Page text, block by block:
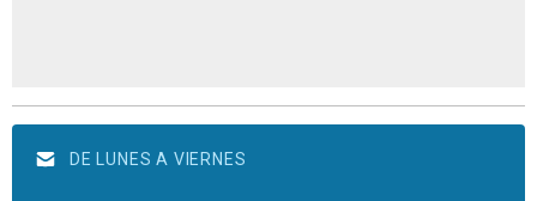
DE LUNES A VIERNES